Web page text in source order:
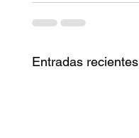
Entradas recientes